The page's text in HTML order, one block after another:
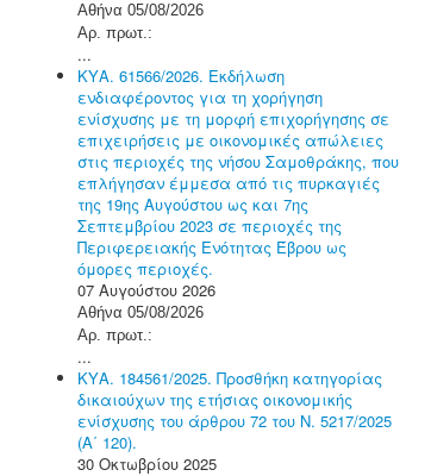
Αθήνα 05/08/2026
Αρ. πρωτ.:
...
ΚΥΑ. 61566/2026. Εκδήλωση
ενδιαφέροντος για τη χορήγηση
ενίσχυσης με τη μορφή επιχορήγησης σε
επιχειρήσεις με οικονομικές απώλειες
στις περιοχές της νήσου Σαμοθράκης, που
επλήγησαν έμμεσα από τις πυρκαγιές
της 19ης Αυγούστου ως και 7ης
Σεπτεμβρίου 2023 σε περιοχές της
Περιφερειακής Ενότητας Έβρου ως
όμορες περιοχές.
07 Αυγούστου 2026
Αθήνα 05/08/2026
Αρ. πρωτ.:
...
ΚΥΑ. 184561/2025. Προσθήκη κατηγορίας
δικαιούχων της ετήσιας οικονομικής
ενίσχυσης του άρθρου 72 του Ν. 5217/2025
(Α΄ 120).
30 Οκτωβρίου 2025